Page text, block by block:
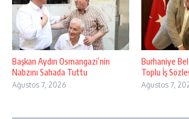
Başkan Aydın Osmangazi’nin
Nabzını Sahada Tuttu
Ağustos 7, 2026
Burhaniye
Toplu İş
Ağustos 7,